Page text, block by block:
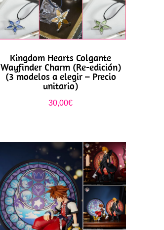
Kingdom Hearts Colgante
Wayfinder Charm (Re-edición)
(3 modelos a elegir – Precio
unitario)
30,00€